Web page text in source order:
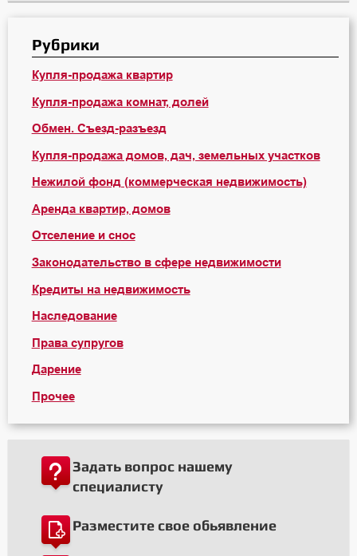
Рубрики
Купля-продажа квартир
Купля-продажа комнат, долей
Обмен. Съезд-разъезд
Купля-продажа домов, дач, земельных участков
Нежилой фонд (коммерческая недвижимость)
Аренда квартир, домов
Отселение и снос
Законодательство в сфере недвижимости
Кредиты на недвижимость
Наследование
Права супругов
Дарение
Прочее
Задать вопрос нашему
специалисту
Разместите свое обьявление